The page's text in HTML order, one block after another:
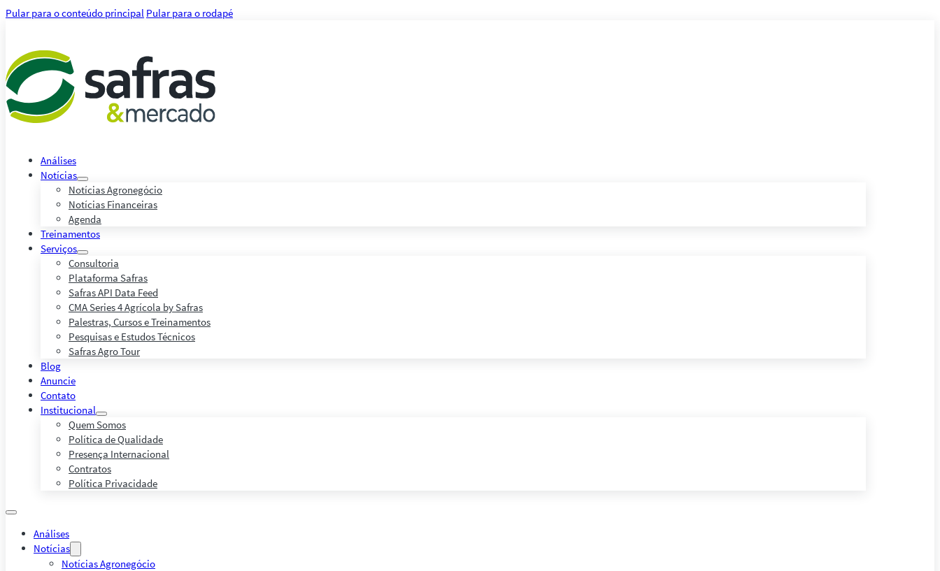
Pular para o conteúdo principal Pular para o rodapé
Análises
Notícias
Notícias Agronegócio
Notícias Financeiras
Agenda
Treinamentos
Serviços
Consultoria
Plataforma Safras
Safras API Data Feed
CMA Series 4 Agrícola by Safras
Palestras, Cursos e Treinamentos
Pesquisas e Estudos Técnicos
Safras Agro Tour
Blog
Anuncie
Contato
Institucional
Quem Somos
Política de Qualidade
Presença Internacional
Contratos
Política Privacidade
Análises
Notícias
Notícias Agronegócio